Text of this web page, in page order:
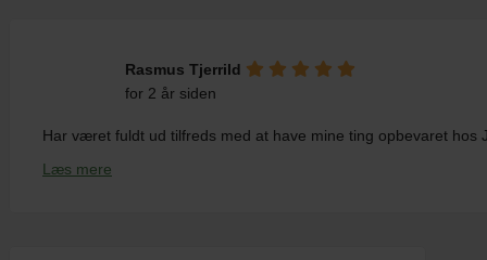
Rasmus Tjerrild
for 2 år siden
Har været fuldt ud tilfreds med at have mine ting opbevaret hos
Læs mere